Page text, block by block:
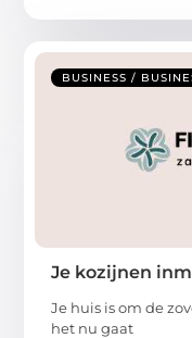
BUSINESS /
Je kozijnen
Je huis is om de
het nu gaat